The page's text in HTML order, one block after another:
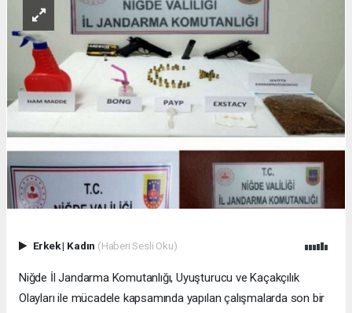
Erkek| Kadın (Haberi Sesli Oku)
Niğde İl Jandarma Komutanlığı, Uyuşturucu ve Kaçakçılık
Olayları ile mücadele kapsamında yapılan çalışmalarda son bir